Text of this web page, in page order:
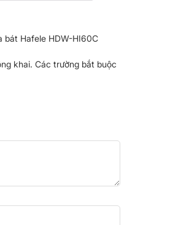
bát Hafele HDW-HI60C
khai. Các trường bắt buộc